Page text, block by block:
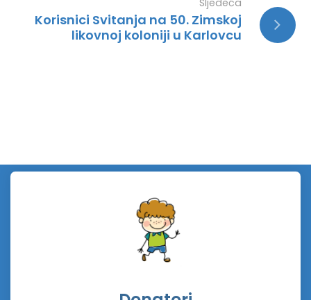
Korisnici Svitanja na 50. Zimskoj
likovnoj koloniji u Karlovcu